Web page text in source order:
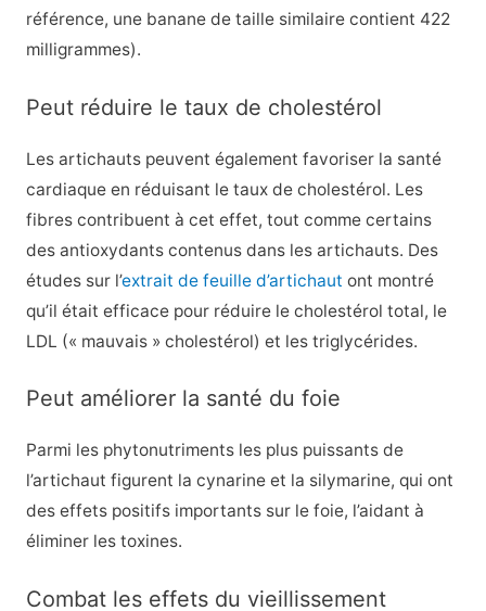
référence, une banane de taille similaire contient 422
milligrammes).
Peut réduire le taux de cholestérol
Les artichauts peuvent également favoriser la santé
cardiaque en réduisant le taux de cholestérol. Les
fibres contribuent à cet effet, tout comme certains
des antioxydants contenus dans les artichauts. Des
études sur l’extrait de feuille d’artichaut ont montré
qu’il était efficace pour réduire le cholestérol total, le
LDL (« mauvais » cholestérol) et les triglycérides.
Peut améliorer la santé du foie
Parmi les phytonutriments les plus puissants de
l’artichaut figurent la cynarine et la silymarine, qui ont
des effets positifs importants sur le foie, l’aidant à
éliminer les toxines.
Combat les effets du vieillissement